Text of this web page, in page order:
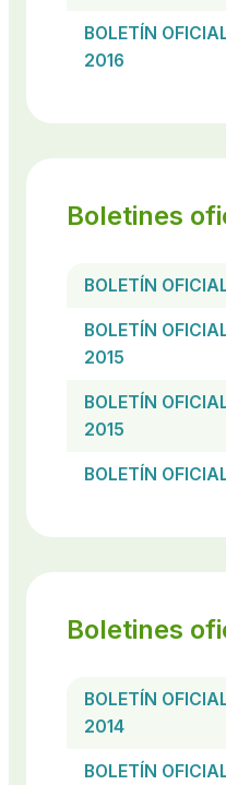
BOLETÍN
2016
Boletines
BOLETÍN
BOLETÍN
2015
BOLETÍN
2015
BOLETÍN
Boletines
BOLETÍN
2014
BOLETÍN